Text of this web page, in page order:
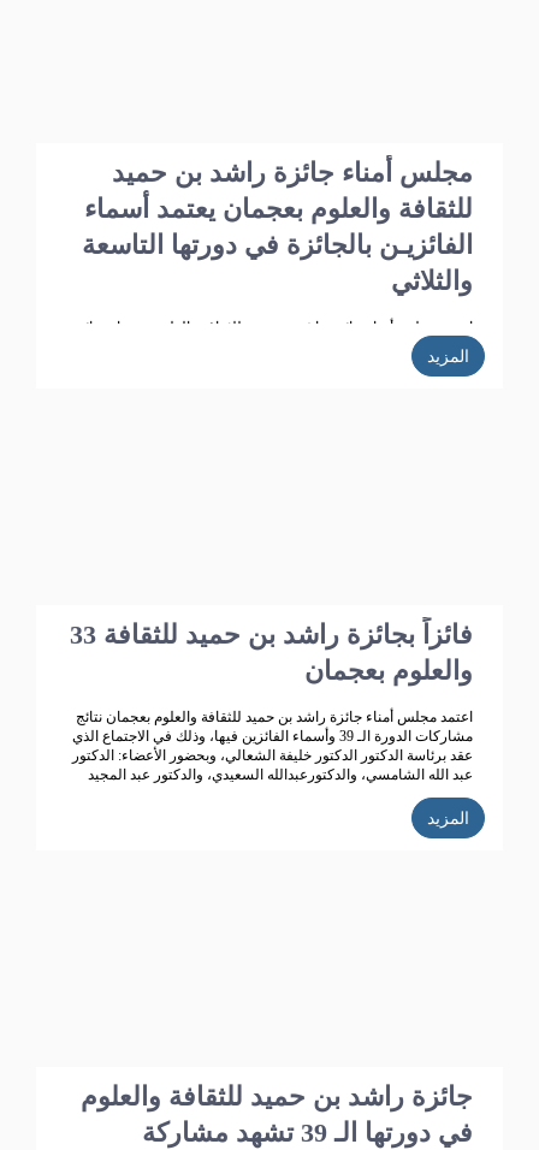
مجلس أمناء جائزة راشد بن حميد
للثقافة والعلوم بعجمان يعتمد أسماء
الفائزيـن بالجائزة في دورتها التاسعة
والثلاثي
اعتمد مجلس أمناء جائزة راشد بن حميد للثقافة والعلوم بعجمان نتائج
عقد برئاسة الدكتور أ.د. خليفـة الشعالـي وبحضور الأعضاء: ، أ.د. عبد
المزيد
33 فائزاً بجائزة راشد بن حميد للثقافة
والعلوم بعجمان
اعتمد مجلس أمناء جائزة راشد بن حميد للثقافة والعلوم بعجمان نتائج
مشاركات الدورة الـ 39 وأسماء الفائزين فيها، وذلك في الاجتماع الذي
عقد برئاسة الدكتور الدكتور خليفة الشعالي، وبحضور الأعضاء: الدكتور
عبد الله الشامسي، والدكتورعبدالله السعيدي، والدكتور عبد المجيد
الخاجة، والدكتور خالد الخاجة، والدكتور سيف الشعالي، والدكتورة نهلة
القاسمي، وأحمد حبيب الغريب، وخميس عبدالله، ونجيبة محمد
الرفاعي. وفائقة هلال بو هزاع
المزيد
جائزة راشد بن حميد للثقافة والعلوم
في دورتها الـ 39 تشهد مشاركة